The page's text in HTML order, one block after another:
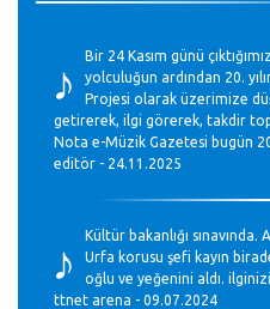
♪
Bir 24 Kasım günü
yolculuğun ardından 20.
Projesi olarak üzerimize
getirerek, ilgi görerek, takdir
Nota e-Müzik Gazetesi bugün
editör - 24.11.2025
♪
Kültür bakanlığı sınavında.
Urfa korusu şefi kayın
oğlu ve yeğenini aldı.
ttnet arena - 09.07.2024